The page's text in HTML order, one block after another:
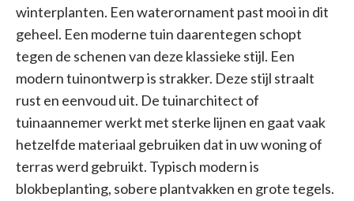
winterplanten. Een waterornament past mooi in dit
geheel. Een moderne tuin daarentegen schopt
tegen de schenen van deze klassieke stijl. Een
modern tuinontwerp is strakker. Deze stijl straalt
rust en eenvoud uit. De tuinarchitect of
tuinaannemer werkt met sterke lijnen en gaat vaak
hetzelfde materiaal gebruiken dat in uw woning of
terras werd gebruikt. Typisch modern is
blokbeplanting, sobere plantvakken en grote tegels.